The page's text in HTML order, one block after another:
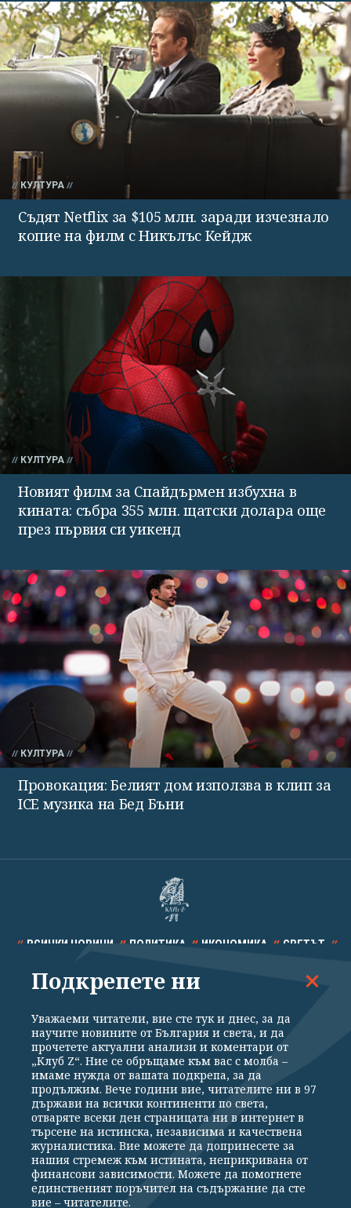
КУЛТУРА
Съдят Netflix за $105 млн. заради изчезнало
копие на филм с Никълъс Кейдж
КУЛТУРА
Новият филм за Спайдърмен избухна в
кината: събра 355 млн. щатски долара още
през първия си уикенд
КУЛТУРА
Провокация: Белият дом използва в клип за
ICE музика на Бед Бъни
ВСИЧКИ НОВИНИ ПОЛИТИКА ИКОНОМИКА СВЕТЪТ
СПОРТ КУЛТУРА ТЕХНОЛОГИИ КАЛЕЙДОСКОП
Общи условия
Политика за поверителност
Реклама
Партньори Контакти
За Клуб Z
Екип
Подкрепете ни
Издател на www.clubz.bg е „Клуб Зебра Медия“ ЕООД, София, ул. "Алеко
Константинов" 3. Всички права запазени 2026 „Клуб Зебра Медия“
Подкрепете ни
Уважаеми читатели, вие сте тук и днес, за да
научите новините от България и света, и да
прочетете актуални анализи и коментари от
„Клуб Z“. Ние се обръщаме към вас с молба –
имаме нужда от вашата подкрепа, за да
продължим. Вече години вие, читателите ни в 97
държави на всички континенти по света,
отваряте всеки ден страницата ни в интернет в
търсене на истинска, независима и качествена
журналистика. Вие можете да допринесете за
нашия стремеж към истината, неприкривана от
финансови зависимости. Можете да помогнете
единственият поръчител на съдържание да сте
вие – читателите.